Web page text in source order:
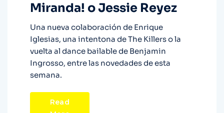
Miranda! o Jessie Reyez
Una nueva colaboración de Enrique
Iglesias, una intentona de The Killers o la
vuelta al dance bailable de Benjamin
Ingrosso, entre las novedades de esta
semana.
Read